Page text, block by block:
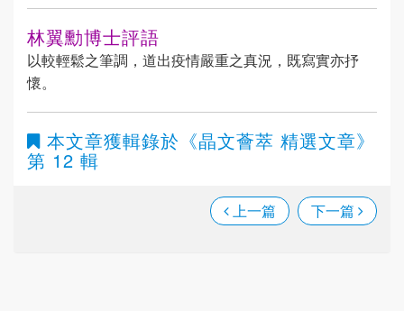
林翼勳博士評語
以較輕鬆之筆調，道出疫情嚴重之真況，既寫實亦抒
懷。
本文章獲輯錄於 《晶文薈萃 精選文章》
第 12 輯
上一篇 下一篇